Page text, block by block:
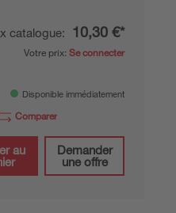
catalogue: 10,30 €*
Votre prix: Se connecter
Disponible immédiatement
Comparer
au
Demander
une offre